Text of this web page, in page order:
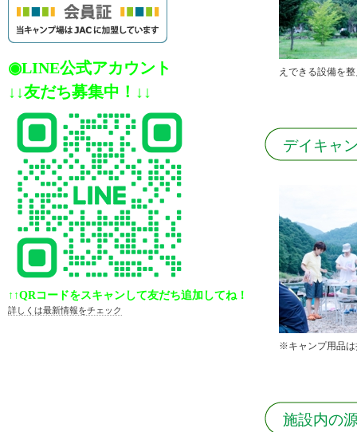
えできる設備を
デイキャ
※キャンプ用品は
施設内の
◉LINE公式アカウント
↓↓友だち募集中！ ↓↓
↑↑QRコードをスキャンして友だち追加してね！
詳しくは最新情報をチェック